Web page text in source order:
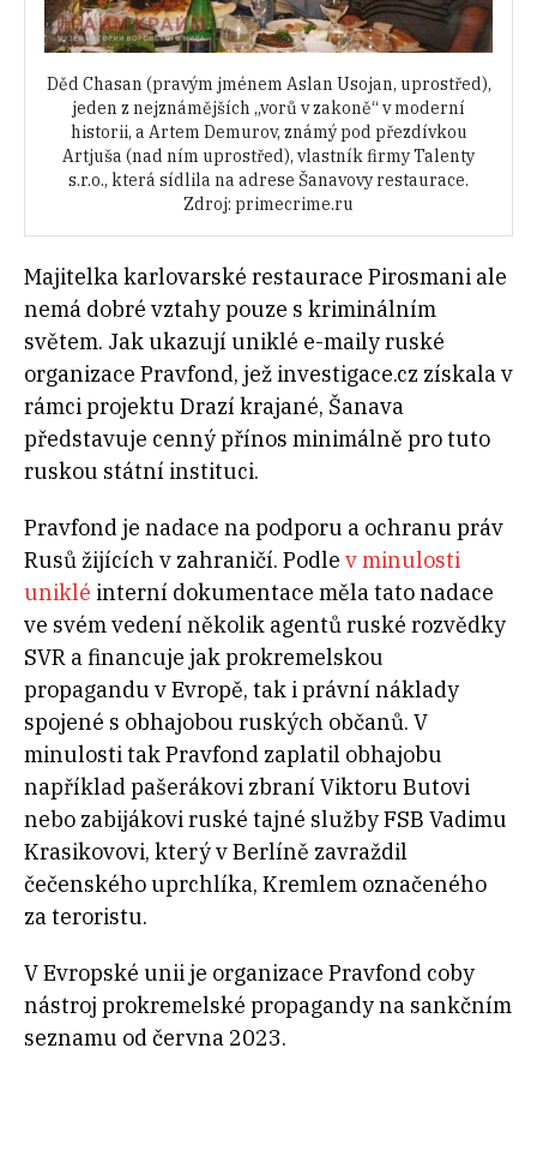
Děd Chasan (pravým jménem Aslan Usojan, uprostřed),
jeden z nejznámějších „vorů v zakoně“ v moderní
historii, a Artem Demurov, známý pod přezdívkou
Artjuša (nad ním uprostřed), vlastník firmy Talenty
s.r.o., která sídlila na adrese Šanavovy restaurace.
Zdroj: primecrime.ru
Majitelka karlovarské restaurace Pirosmani ale
nemá dobré vztahy pouze s kriminálním
světem. Jak ukazují uniklé e-maily ruské
organizace Pravfond, jež investigace.cz získala v
rámci projektu Drazí krajané, Šanava
představuje cenný přínos minimálně pro tuto
ruskou státní instituci.
Pravfond je nadace na podporu a ochranu práv
Rusů žijících v zahraničí. Podle v minulosti
uniklé interní dokumentace měla tato nadace
ve svém vedení několik agentů ruské rozvědky
SVR a financuje jak prokremelskou
propagandu v Evropě, tak i právní náklady
spojené s obhajobou ruských občanů. V
minulosti tak Pravfond zaplatil obhajobu
například pašerákovi zbraní Viktoru Butovi
nebo zabijákovi ruské tajné služby FSB Vadimu
Krasikovovi, který v Berlíně zavraždil
čečenského uprchlíka, Kremlem označeného
za teroristu.
V Evropské unii je organizace Pravfond coby
nástroj prokremelské propagandy na sankčním
seznamu od června 2023.